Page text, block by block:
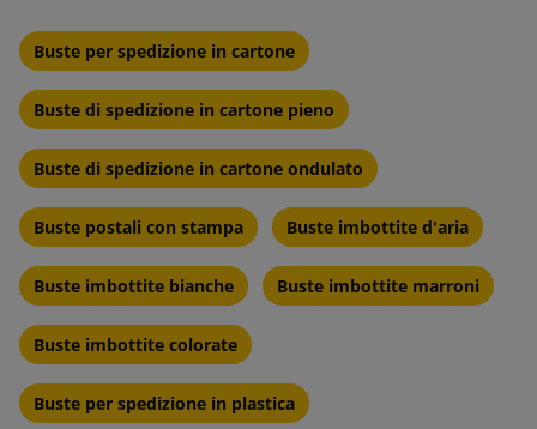
Buste per spedizione in cartone
Buste di spedizione in cartone pieno
Buste di spedizione in cartone ondulato
Buste postali con stampa Buste imbottite d'aria
Buste imbottite bianche Buste imbottite marroni
Buste imbottite colorate
Buste per spedizione in plastica